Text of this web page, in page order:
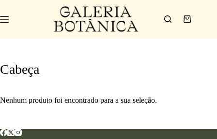
Cabeça
Nenhum produto foi encontrado para a sua seleção.